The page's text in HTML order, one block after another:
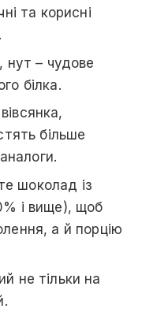
та корисні
нут – чудове
білка.
вівсянка,
більше
шоколад із
і вище), щоб
а й порцію
не тільки на